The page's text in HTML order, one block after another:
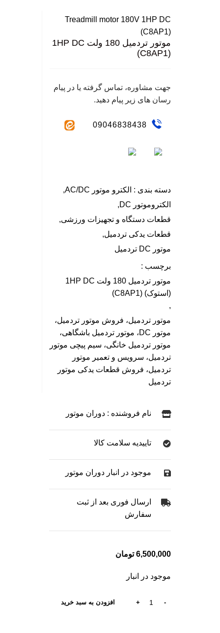
Treadmill motor 180V 1HP DC
(C8AP1)
موتور تردمیل 180 ولت 1HP DC
(C8AP1)
جهت مشاوره، تماس گرفته یا در پیام
رسان های زیر پیام دهید.
09046838438
دسته بندی : الکترو موتور AC/DC
,
الکتروموتور DC
,
قطعات دستگاه و تجهیزات ورزشی,
قطعات یدکی تردمیل,
موتور DC تردمیل
برچسب :
موتور تردمیل 180 ولت 1HP DC
(استوک) (C8AP1)
,
موتور تردمیل، فروش موتور تردمیل،
موتور DC، موتور تردمیل باشگاهی،
موتور تردمیل خانگی، سیم پیچی موتور
تردمیل، سرویس و تعمیر موتور
تردمیل، فروش قطعات یدکی موتور
تردمیل
نام فروشنده : دوران موتور
تاییدیه سلامت کالا
موجود در انبار دوران موتور
ارسال فوری بعد از ثبت
سفارش
6,500,000 تومان
موجود در انبار
افزودن به سبد خرید